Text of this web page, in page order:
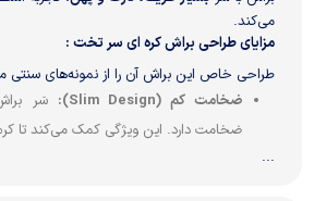
می‌کند.
مزایای طراحی براش کره ای سر تخت :
طراحی خاص این براش آن را از نمونه‌های سنتی
ضخامت کم (Slim Design):
سَر
ضخامت دارد. این ویژگی کمک می‌کند تا
...